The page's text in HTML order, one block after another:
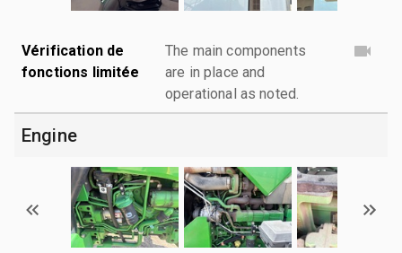
Vérification de
fonctions limitée
The main components
are in place and
operational as noted.
Engine